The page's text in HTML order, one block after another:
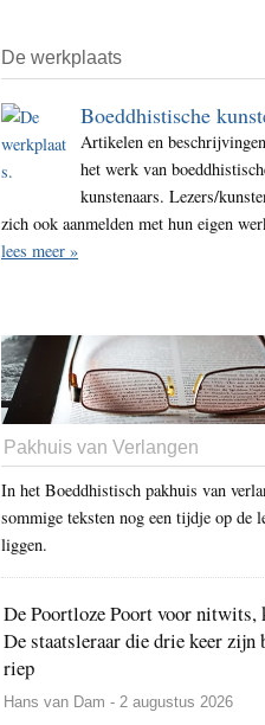
De werkplaats
Boeddhistische
Artikelen en
het werk van
kunstenaars. Lezers/
zich ook aanmelden met hun eigen
lees meer »
Pakhuis van Verlangen
In het Boeddhistisch pakhuis van
sommige teksten nog een tijdje op de
liggen.
De Poortloze Poort voor nitwits,
De staatsleraar die drie keer zijn
riep
Hans van Dam - 2 augustus 2026